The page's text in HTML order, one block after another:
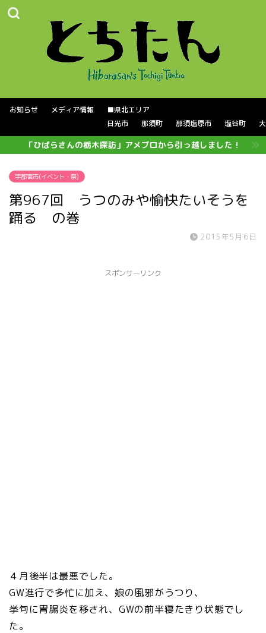
お知らせ メディア情報
■県北エリア
日光市
那須町 那須塩原市 塩谷町
「ひばらさんの栃木探訪」アメブロから引っ越しました！
宇都宮市(イベント・祭)
第967回 うつのみや愉快たいそうを
踊る の巻
2015年5月6日
スポンサーリンク
４月後半は最悪でした。
GW進行で多忙に加え、娘の風邪がうつり、
挙句に胃腸炎を移され、GWの前半寝たきり状態でし
た。